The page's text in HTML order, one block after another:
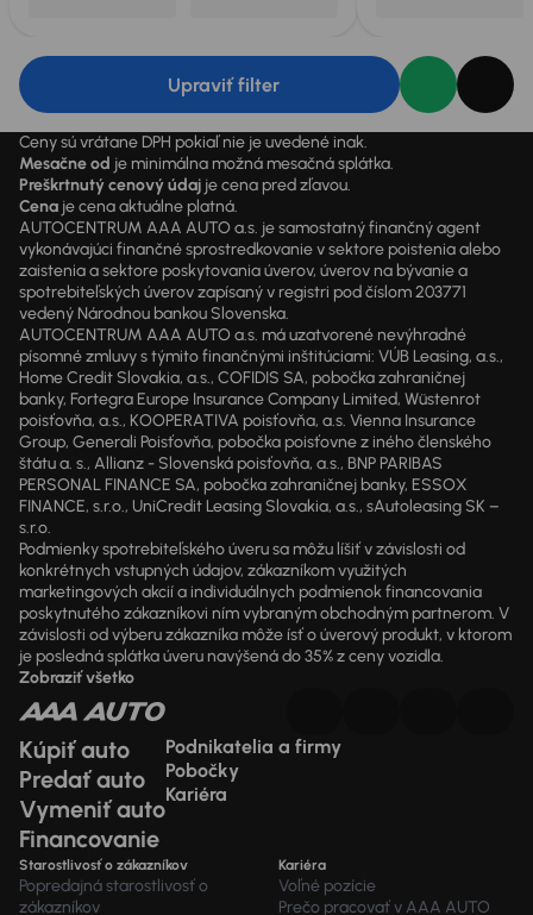
Upraviť filter
Ceny sú vrátane DPH pokiaľ nie je uvedené inak.
Mesačne od je minimálna možná mesačná splátka.
Preškrtnutý cenový údaj je cena pred zľavou.
Cena je cena aktuálne platná.
AUTOCENTRUM AAA AUTO a.s. je samostatný finančný agent
vykonávajúci finančné sprostredkovanie v sektore poistenia alebo
zaistenia a sektore poskytovania úverov, úverov na bývanie a
spotrebiteľských úverov zapísaný v registri pod číslom 203771
vedený Národnou bankou Slovenska.
AUTOCENTRUM AAA AUTO a.s. má uzatvorené nevýhradné
písomné zmluvy s týmito finančnými inštitúciami: VÚB Leasing, a.s.,
Home Credit Slovakia, a.s., COFIDIS SA, pobočka zahraničnej
banky, Fortegra Europe Insurance Company Limited, Wüstenrot
poisťovňa, a.s., KOOPERATIVA poisťovňa, a.s. Vienna Insurance
Group, Generali Poisťovňa, pobočka poisťovne z iného členského
štátu a. s., Allianz - Slovenská poisťovňa, a.s., BNP PARIBAS
PERSONAL FINANCE SA, pobočka zahraničnej banky, ESSOX
FINANCE, s.r.o., UniCredit Leasing Slovakia, a.s., sAutoleasing SK –
s.r.o.
Podmienky spotrebiteľského úveru sa môžu líšiť v závislosti od
konkrétnych vstupných údajov, zákazníkom využitých
marketingových akcií a individuálnych podmienok financovania
poskytnutého zákazníkovi ním vybraným obchodným partnerom. V
závislosti od výberu zákazníka môže ísť o úverový produkt, v ktorom
je posledná splátka úveru navýšená do 35% z ceny vozidla.
Zobraziť všetko
Kúpiť auto
Predať auto
Vymeniť auto
Financovanie
Podnikatelia a firmy
Pobočky
Kariéra
Starostlivosť o zákazníkov
Popredajná starostlivosť o
zákazníkov
Kariéra
Voľné pozície
Prečo pracovať v AAA AUTO